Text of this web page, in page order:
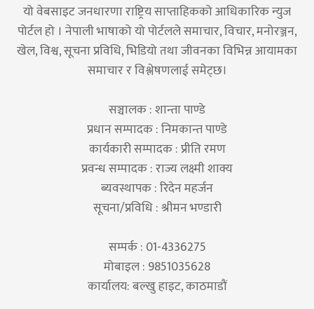
यो वेबसाइट जनधारणा राष्ट्रिय साप्ताहिकको आधिकारिक न्युज
पोर्टल हो । नेपाली भाषाको यो पोर्टलले समाचार, विचार, मनोरञ्जन,
खेल, विश्व, सूचना प्रविधि, भिडियो तथा जीवनका विभिन्न आयामका
समाचार र विश्लेषणलाई समेट्छ।
सञ्चालक : शान्ता पाण्डे
प्रधान सम्पादक : निमकान्त पाण्डे
कार्यकारी सम्पादक : प्रीति रमण
प्रवन्ध सम्पादक : राज्य लक्ष्मी शाक्य
ब्यवस्थापक : रिदेन महर्जन
सूचना/प्रविधि : श्रीमन भण्डारी
सम्पर्क : 01-4336275
मोबाइल : 9851035628
कार्यालय: बल्खु हाइट, काठमाडौं